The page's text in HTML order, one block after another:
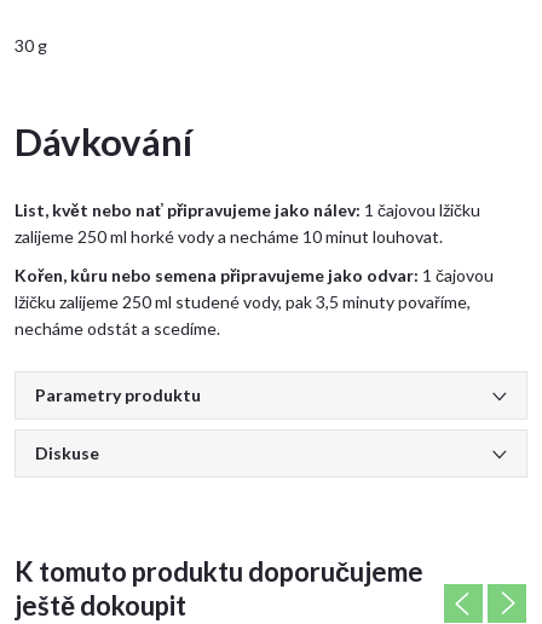
30 g
Dávkování
List, květ nebo nať připravujeme jako nálev: 1 čajovou lžičku
zalijeme 250 ml horké vody a necháme 10 minut louhovat.
Kořen, kůru nebo semena připravujeme jako odvar: 1 čajovou
lžičku zalijeme 250 ml studené vody, pak 3,5 minuty povaříme,
necháme odstát a scedíme.
Parametry produktu
Diskuse
K tomuto produktu doporučujeme
ještě dokoupit